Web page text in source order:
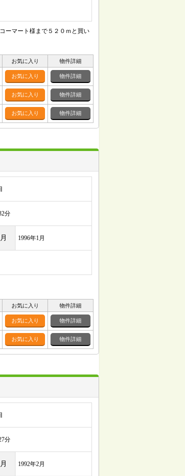
ーマート様まで５２０ｍと買い
お気に入り 物件詳細
お気に入り 物件詳細
お気に入り 物件詳細
お気に入り 物件詳細
分
1996年1月
お気に入り 物件詳細
お気に入り 物件詳細
お気に入り 物件詳細
分
1992年2月